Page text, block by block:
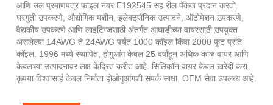
आणि उल प्रमाणपत्र फाइल नंबर E192545 सह रील पॅकेज प्रदान करतो.
घरगुती उपकरणे, औद्योगिक मशीन, इलेक्ट्रॉनिक उत्पादने, ऑटोमेशन उपकरणे,
वैद्यकीय उपकरणे आणि लाइटिंग्जसाठी अंतर्गत आघाडीच्या वायरसाठी उपयुक्त
असलेल्या 14AWG ते 24AWG पर्यंत 1000 कॉइल किंवा 2000 फूट प्रति
कॉइल. 1996 मध्ये स्थापित, होगुआंग केबल 25 वर्षांहून अधिक काळ वायर आणि
केबलच्या उत्पादनावर लक्ष केंद्रित करीत आहे. सिलिकॉन वायर केबल खरेदी करा,
कृपया विश्वासार्ह केबल निर्माता होओगुआंगशी संपर्क साधा. OEM सेवा उपलब्ध आहे.